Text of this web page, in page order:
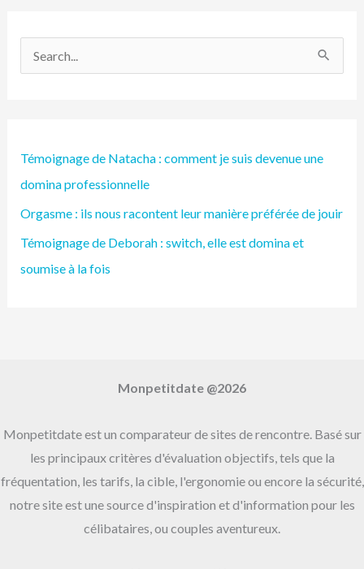
e
r
c
h
e
Témoignage de Natacha : comment je suis devenue une
domina professionnelle
Orgasme : ils nous racontent leur manière préférée de jouir
Témoignage de Deborah : switch, elle est domina et
soumise à la fois
Monpetitdate @2026
Monpetitdate est un comparateur de sites de rencontre. Basé sur
les principaux critères d'évaluation objectifs, tels que la
fréquentation, les tarifs, la cible, l'ergonomie ou encore la sécurité,
notre site est une source d'inspiration et d'information pour les
célibataires, ou couples aventureux.